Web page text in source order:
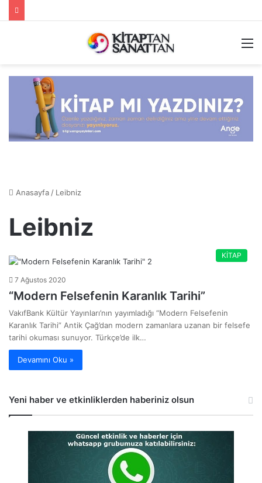
Anasayfa / Leibniz
Leibniz
KİTAP
7 Ağustos 2020
“Modern Felsefenin Karanlık Tarihi”
VakıfBank Kültür Yayınları’nın yayımladığı “Modern Felsefenin
Karanlık Tarihi” Antik Çağ’dan modern zamanlara uzanan bir felsefe
tarihi okuması sunuyor. Türkçe’de ilk…
Devamını Oku »
Yeni haber ve etkinliklerden haberiniz olsun